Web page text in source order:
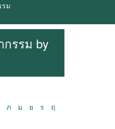
รม
กรรม by
ภ ม ย ร
ฤ